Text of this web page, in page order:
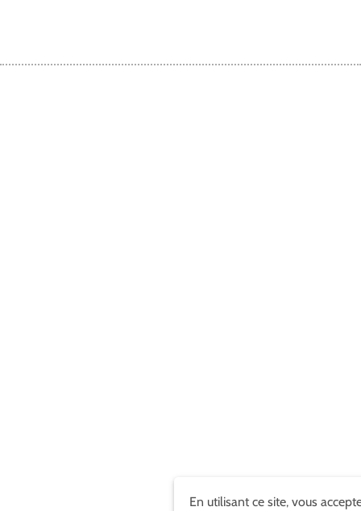
En utilisant ce site, vous